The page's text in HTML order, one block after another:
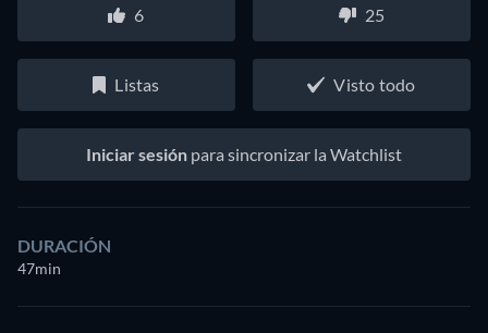
6 25
Listas Visto todo
Iniciar sesión para sincronizar la Watchlist
DURACIÓN
47min